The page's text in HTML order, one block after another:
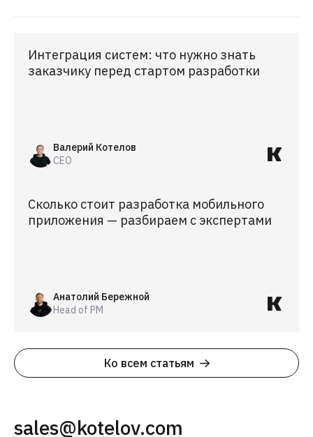
Интеграция систем: что нужно знать
заказчику перед стартом разработки
Валерий Котелов
CEO
Сколько стоит разработка мобильного
приложения — разбираем с экспертами
Анатолий Бережной
Head of PM
Ко всем статьям
sales@kotelov.com